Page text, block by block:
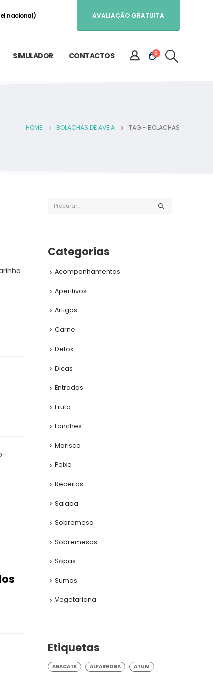
nacional) AVALIAÇÃO GRATUITA
SIMULADOR CONTACTOS 0
HOME BOLACHAS DE AVEIA TAG - BOLACHAS
Categorias
Acompanhamentos
Aperitivos
Artigos
Carne
Detox
Dicas
Entradas
Fruta
Lanches
Marisco
Peixe
Receitas
Salada
Sobremesa
Sobremesas
Sopas
Sumos
Vegetariana
Etiquetas
ABACATE ALFARROBA
ATUM